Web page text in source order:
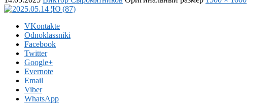
VKontakte
Odnoklassniki
Facebook
Twitter
Google+
Evernote
Email
Viber
WhatsApp